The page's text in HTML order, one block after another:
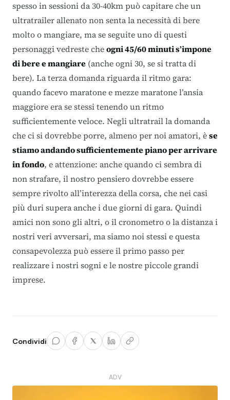
spesso in sessioni da 30-40km può capitare che un
ultratrailer allenato non senta la necessità di bere
molto o mangiare, ma se seguite uno di questi
personaggi vedreste cheogni 45/60 minuti s’impone
di bere e mangiare (anche ogni 30, se si tratta di
bere). La terza domanda riguarda il ritmo gara:
quando facevo maratone e mezze maratone l’ansia
maggiore era se stessi tenendo un ritmo
sufficientemente veloce. Negli ultratrail la domanda
che ci si dovrebbe porre, almeno per noi amatori, èse
stiamo andando sufficientemente piano per arrivare
in fondo, e attenzione: anche quando ci sembra di
non strafare, il nostro pensiero dovrebbe essere
sempre rivolto all’interezza della corsa, che nei casi
più duri supera anche i due giorni di gara. Quindi
amici non sono gli altri, o il cronometro o la distanza i
nostri veri avversari, ma siamo noi stessi e questa
consapevolezza può essere il primo passo per
realizzare i nostri sogni e le nostre piccole grandi
imprese.
Condividi
ADV